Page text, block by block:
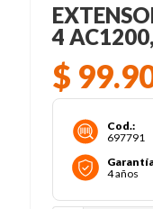
4
$ 99.
Cod.:
697791
4 años